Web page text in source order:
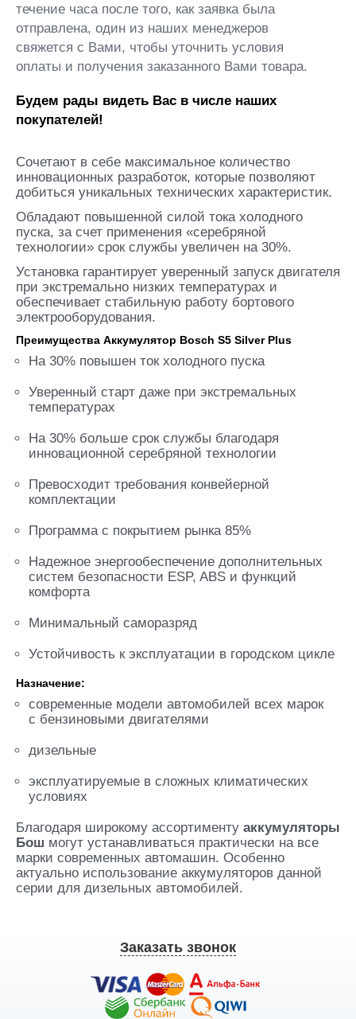
течение часа после того, как заявка была
отправлена, один из наших менеджеров
свяжется с Вами, чтобы уточнить условия
оплаты и получения заказанного Вами товара.
Будем рады видеть Вас в числе наших
покупателей!
Сочетают в себе максимальное количество
инновационных разработок, которые позволяют
добиться уникальных технических характеристик.
Обладают повышенной силой тока холодного
пуска, за счет применения «серебряной
технологии» срок службы увеличен на 30%.
Установка гарантирует уверенный запуск двигателя
при экстремально низких температурах и
обеспечивает стабильную работу бортового
электрооборудования.
Преимущества Аккумулятор Bosch S5 Silver Plus
На 30% повышен ток холодного пуска
Уверенный старт даже при экстремальных
температурах
На 30% больше срок службы благодаря
инновационной серебряной технологии
Превосходит требования конвейерной
комплектации
Программа с покрытием рынка 85%
Надежное энергообеспечение дополнительных
систем безопасности ESP, ABS и функций
комфорта
Минимальный саморазряд
Устойчивость к эксплуатации в городском цикле
Назначение:
современные модели автомобилей всех марок
с бензиновыми двигателями
дизельные
эксплуатируемые в сложных климатических
условиях
Благодаря широкому ассортименту аккумуляторы
Бош могут устанавливаться практически на все
марки современных автомашин. Особенно
актуально использование аккумуляторов данной
серии для дизельных автомобилей.
Заказать звонок